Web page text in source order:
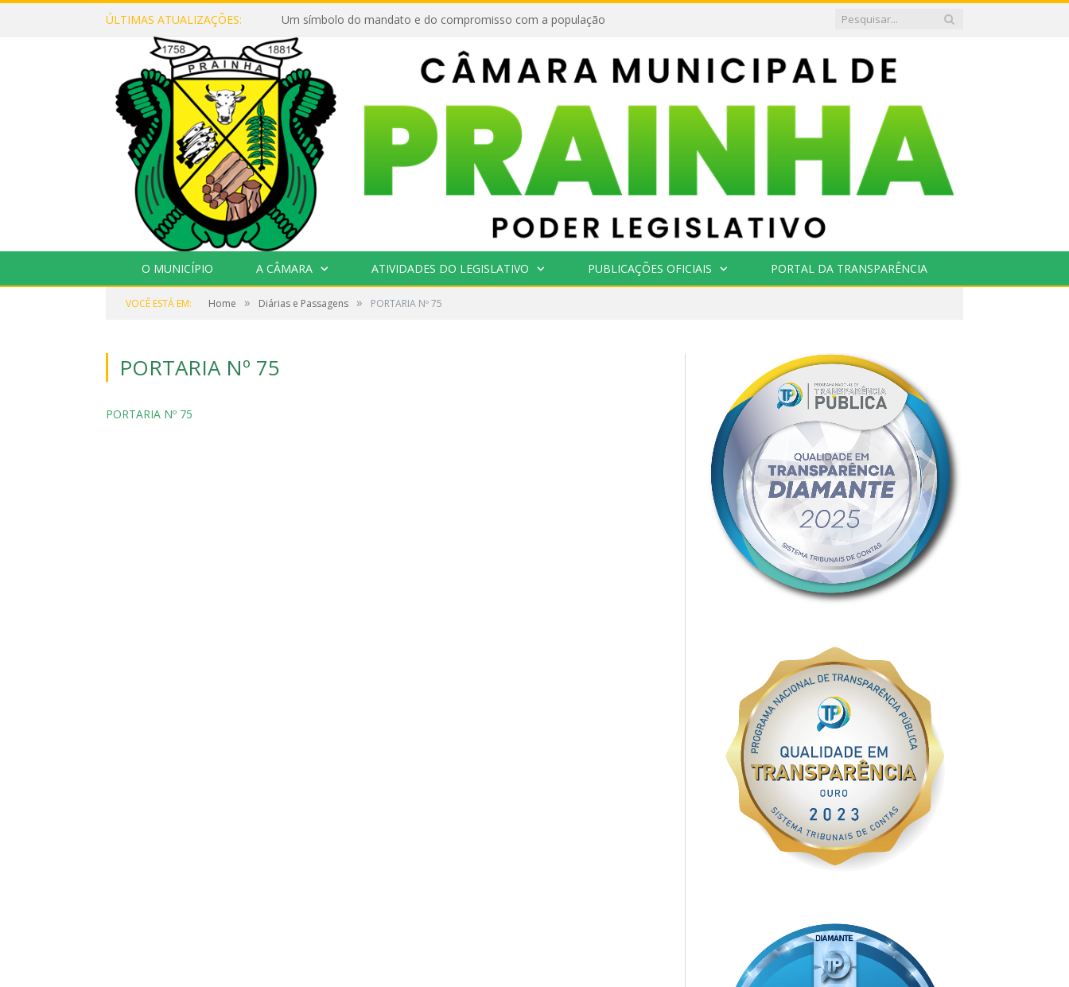
ÚLTIMAS ATUALIZAÇÕES: Um símbolo do mandato e do compromisso com a população
O MUNICÍPIO A CÂMARA ATIVIDADES DO LEGISLATIVO PUBLICAÇÕES OFICIAIS PORTAL DA TRANSPARÊNCIA
VOCÊ ESTÁ EM: Home » Diárias e Passagens » PORTARIA Nº 75
PORTARIA Nº 75
PORTARIA Nº 75